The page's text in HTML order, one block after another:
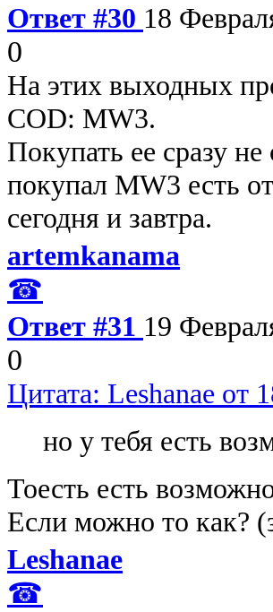
Ответ #30 18
0
На этих выходных
COD: MW3.
Покупать ее сразу
покупал MW3 есть
сегодня и завтра.
artemkanama
☎
Ответ #31 19
0
Цитата: Leshanae от
но у тебя есть
Тоесть есть
Если можно то как?
Leshanae
☎